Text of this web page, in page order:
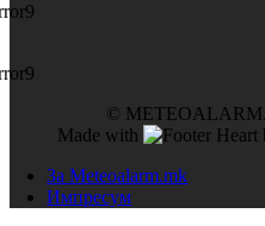
© METEOALARM.
Made with
За Meteoalarm.mk
Импресум